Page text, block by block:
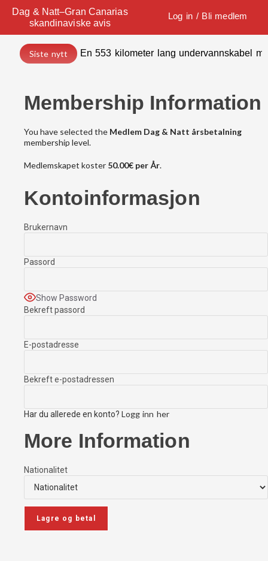
Dag & Natt–Gran Canarias
skandinaviske avis
Log in / Bli medlem
Siste nytt En 553 kilometer lang undervannskabel
Membership Information
You have selected the Medlem Dag & Natt årsbetalning
membership level.
Medlemskapet koster 50.00€ per År.
Kontoinformasjon
Brukernavn
Passord
Show Password
Bekreft passord
E-postadresse
Bekreft e-postadressen
Har du allerede en konto? Logg inn her
More Information
Nationalitet